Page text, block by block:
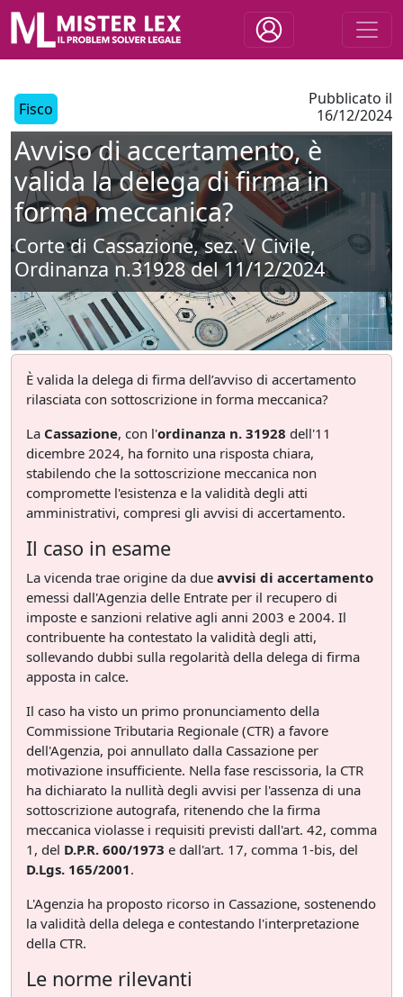
Fisco
Pubblicato il
16/12/2024
Avviso di accertamento, è
valida la delega di firma in
forma meccanica?
Corte di Cassazione, sez. V Civile,
Ordinanza n.31928 del 11/12/2024
È valida la delega di firma dell’avviso di accertamento
rilasciata con sottoscrizione in forma meccanica?
La Cassazione, con l'ordinanza n. 31928 dell'11
dicembre 2024, ha fornito una risposta chiara,
stabilendo che la sottoscrizione meccanica non
compromette l'esistenza e la validità degli atti
amministrativi, compresi gli avvisi di accertamento.
Il caso in esame
La vicenda trae origine da due avvisi di accertamento
emessi dall'Agenzia delle Entrate per il recupero di
imposte e sanzioni relative agli anni 2003 e 2004. Il
contribuente ha contestato la validità degli atti,
sollevando dubbi sulla regolarità della delega di firma
apposta in calce.
Il caso ha visto un primo pronunciamento della
Commissione Tributaria Regionale (CTR) a favore
dell'Agenzia, poi annullato dalla Cassazione per
motivazione insufficiente. Nella fase rescissoria, la CTR
ha dichiarato la nullità degli avvisi per l'assenza di una
sottoscrizione autografa, ritenendo che la firma
meccanica violasse i requisiti previsti dall'art. 42, comma
1, del D.P.R. 600/1973 e dall'art. 17, comma 1-bis, del
D.Lgs. 165/2001.
L'Agenzia ha proposto ricorso in Cassazione, sostenendo
la validità della delega e contestando l'interpretazione
della CTR.
Le norme rilevanti